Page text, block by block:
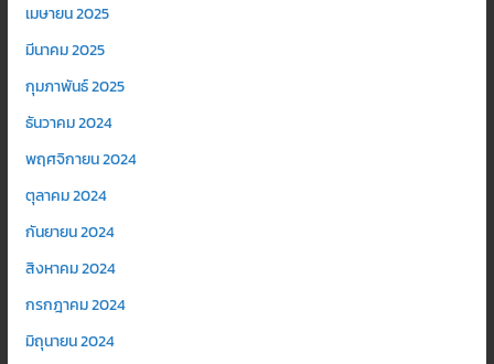
เมษายน 2025
มีนาคม 2025
กุมภาพันธ์ 2025
ธันวาคม 2024
พฤศจิกายน 2024
ตุลาคม 2024
กันยายน 2024
สิงหาคม 2024
กรกฎาคม 2024
มิถุนายน 2024